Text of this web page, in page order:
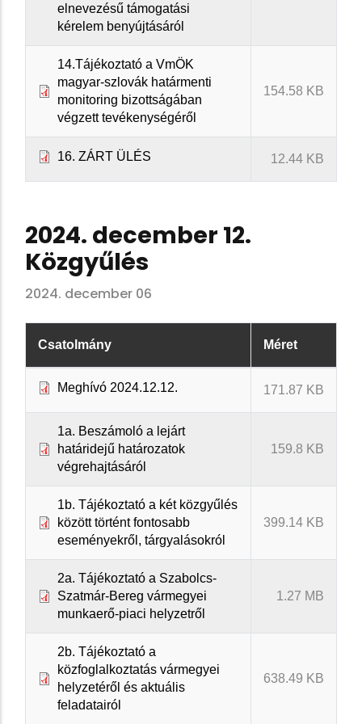
elnevezésű támogatási
kérelem benyújtásáról
14.Tájékoztató a VmÖK
magyar-szlovák határmenti
monitoring bizottságában
végzett tevékenységéről
154.58 KB
16. ZÁRT ÜLÉS 12.44 KB
2024. december 12.
Közgyűlés
2024. december 06
Csatolmány Méret
Meghívó 2024.12.12. 171.87 KB
1a. Beszámoló a lejárt
határidejű határozatok
végrehajtásáról
159.8 KB
1b. Tájékoztató a két közgyűlés
között történt fontosabb
eseményekről, tárgyalásokról
399.14 KB
2a. Tájékoztató a Szabolcs-
Szatmár-Bereg vármegyei
munkaerő-piaci helyzetről
1.27 MB
2b. Tájékoztató a
közfoglalkoztatás vármegyei
helyzetéről és aktuális
feladatairól
638.49 KB